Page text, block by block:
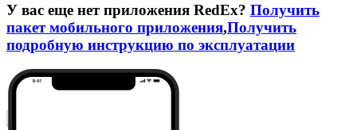
У вас еще нет приложения RedEx? Получить
пакет мобильного приложения,Получить
подробную инструкцию по эксплуатации